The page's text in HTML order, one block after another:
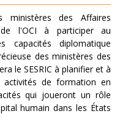
ministères des Affaires
l'OCI à participer au
capacités diplomatique
des ministères des
le SESRIC à planifier et à
de formation en
qui joueront un rôle
humain dans les États